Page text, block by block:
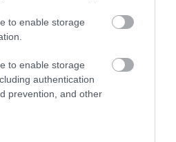
to enable storage
to enable storage
authentication
prevention, and other